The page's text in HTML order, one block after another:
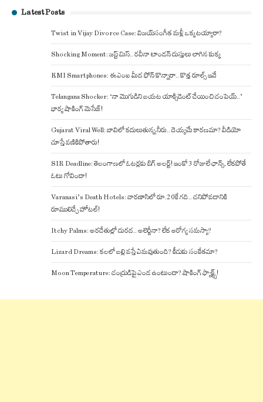
pagination
Latest Posts
Twist in Vijay Divorce Case: విజయ్-సంగీత మళ్లీ ఒక్కటయ్యారా?
Shocking Moment: జస్ట్ మిస్.. రవీనా టాండన్ దుస్తులు లాగిన కుక్క
EMI Smartphones: ఈఎంఐ మీద ఫోన్ కొన్నారా.. కొత్త రూల్స్ ఇవే
Telangana Shocker: ‘నా మొగుడిని బయట యాక్సిడెంట్ చేయించి చంపెయ్..’
భార్య షాకింగ్ మెసేజ్!
Gujarat Viral Well: బావిలో కదులుతున్న నీరు.. దెయ్యమే కారణమా? వీడియో
చూస్తే వణికిపోతారు!
SIR Deadline: తెలంగాణలో ఓటర్లకు బిగ్ అలర్ట్! ఇంకో 3 రోజులే ఛాన్స్, లేకపోతే
ఓటు గోవిందా!
Varanasi’s Death Hotels: వారణాసిలో రూ.20కే గది.. చనిపోవడానికి
రూములిచ్చే హోటల్!
Itchy Palms: అరచేతుల్లో దురద.. అలెర్జీనా? లేక ఆరోగ్య సమస్యా?
Lizard Dreams: కలలో బల్లి వస్తే ఏమవుతుంది? కీడుకు సంకేతమా?
Moon Temperature: చంద్రుడిపై ఎండ ఉంటుందా? షాకింగ్ ఫ్యాక్ట్స్!